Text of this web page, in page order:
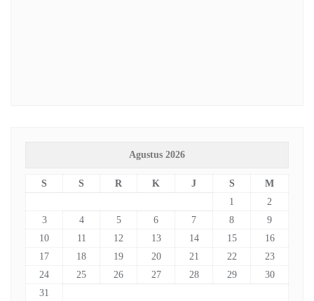
Agustus 2026
S S R K J S
M
1
2
3
4 5 6 7 8
9
10
11 12 13 14 15
16
17
18 19 20 21 22
23
24
25 26 27 28 29
30
31